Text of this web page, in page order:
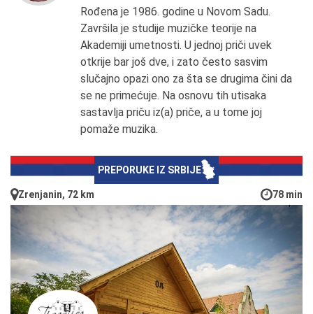
Rođena je 1986. godine u Novom Sadu.
Završila je studije muzičke teorije na
Akademiji umetnosti. U jednoj priči uvek
otkrije bar još dve, i zato često sasvim
slučajno opazi ono za šta se drugima čini da
se ne primećuje. Na osnovu tih utisaka
sastavlja priču iz(a) priče, a u tome joj
pomaže muzika.
PREPORUKE IZ SRBIJE
Zrenjanin, 72 km 78 min